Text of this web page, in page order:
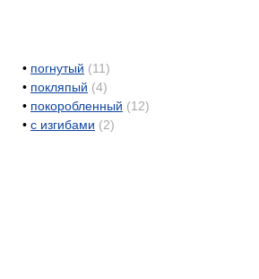
• погнутый (11)
• покляпый (4)
• покоробленный (12)
• с изгибами (2)